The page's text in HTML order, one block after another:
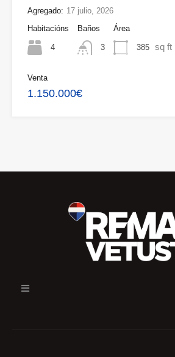
Agregado: 17 julio, 2026
Habitacións
4
Baños
3
Área
385 sq ft
Venta
1.150.000€